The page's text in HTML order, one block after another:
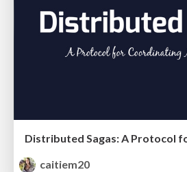
caitiem20